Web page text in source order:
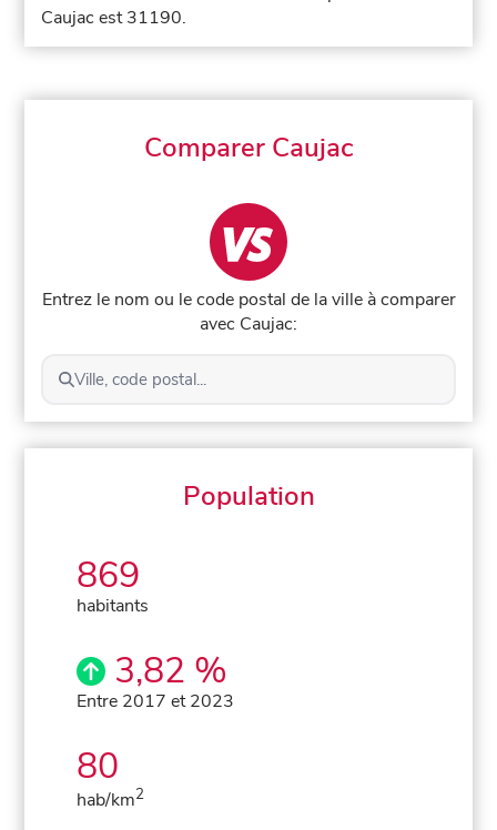
Caujac est 31190.
Comparer Caujac
Entrez le nom ou le code postal de la ville à comparer
avec Caujac:
Ville, code postal...
Population
869
habitants
3,82 %
Entre 2017 et 2023
80
hab/km2